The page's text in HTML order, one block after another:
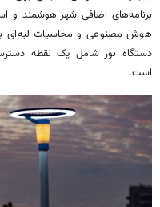
برنامه‌های اضافی شهر هوشمند و
هوش مصنوعی و محاسبات لبه‌ای
دستگاه نور شامل یک نقطه
است.